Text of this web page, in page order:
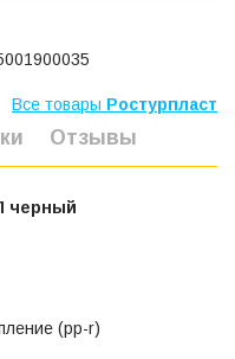
Все товары Ростурпласт
Отзывы
черный
(рр-r)